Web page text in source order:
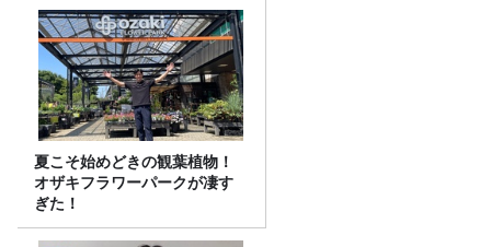
夏こそ始めどきの観葉植物！
オザキフラワーパークが凄す
ぎた！